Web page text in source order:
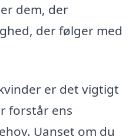
dem, der
der følger med
er det vigtigt
forstår ens
Uanset om du